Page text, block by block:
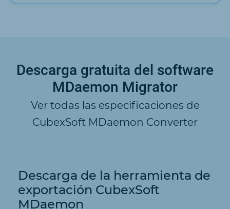
Descarga gratuita del software
MDaemon Migrator
Ver todas las especificaciones de
CubexSoft MDaemon Converter
Descarga de la herramienta de
exportación CubexSoft
MDaemon